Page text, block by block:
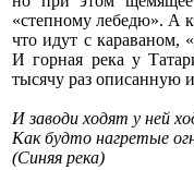
«степному лебедю». А
что идут с караваном,
И горная река у
тысячу раз описанную
И заводи ходят у ней
Как будто нагретые
(Синяя река)